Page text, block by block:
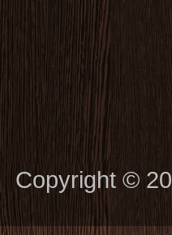
Copyright ©